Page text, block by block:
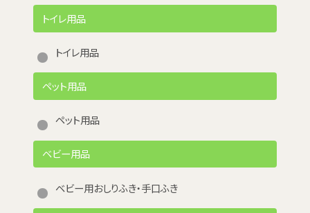
トイレ用品
トイレ用品
ペット用品
ペット用品
ベビー用品
ベビー用おしりふき・手口ふき